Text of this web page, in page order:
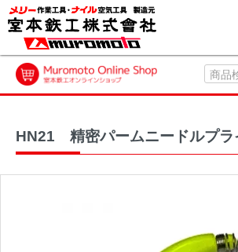
HN21 精密パームニードルプラ